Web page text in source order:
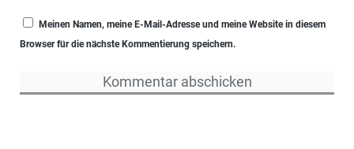
Meinen Namen, meine E-Mail-Adresse und meine Website in diesem
Browser für die nächste Kommentierung speichern.